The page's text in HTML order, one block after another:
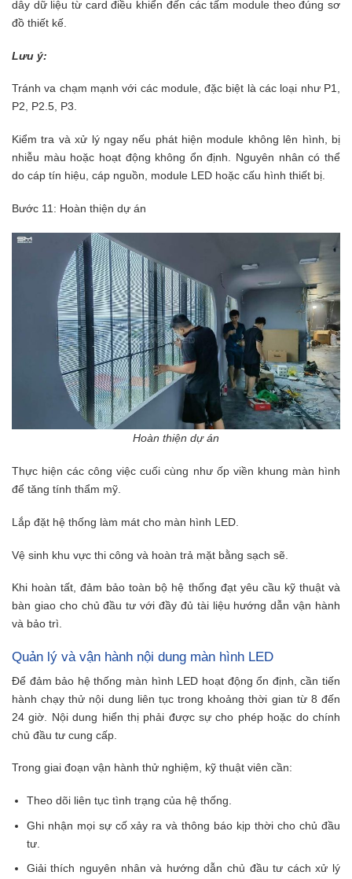
dây dữ liệu từ card điều khiển đến các tấm module theo đúng sơ
đồ thiết kế.
Lưu ý:
Tránh va chạm mạnh với các module, đặc biệt là các loại như P1,
P2, P2.5, P3.
Kiểm tra và xử lý ngay nếu phát hiện module không lên hình, bị
nhiễu màu hoặc hoạt động không ổn định. Nguyên nhân có thể
do cáp tín hiệu, cáp nguồn, module LED hoặc cấu hình thiết bị.
Bước 11: Hoàn thiện dự án
Hoàn thiện dự án
Thực hiện các công việc cuối cùng như ốp viền khung màn hình
để tăng tính thẩm mỹ.
Lắp đặt hệ thống làm mát cho màn hình LED.
Vệ sinh khu vực thi công và hoàn trả mặt bằng sạch sẽ.
Khi hoàn tất, đảm bảo toàn bộ hệ thống đạt yêu cầu kỹ thuật và
bàn giao cho chủ đầu tư với đầy đủ tài liệu hướng dẫn vận hành
và bảo trì.
Quản lý và vận hành nội dung màn hình LED
Để đảm bảo hệ thống màn hình LED hoạt động ổn định, cần tiến
hành chạy thử nội dung liên tục trong khoảng thời gian từ 8 đến
24 giờ. Nội dung hiển thị phải được sự cho phép hoặc do chính
chủ đầu tư cung cấp.
Trong giai đoạn vận hành thử nghiệm, kỹ thuật viên cần:
Theo dõi liên tục tình trạng của hệ thống.
Ghi nhận mọi sự cố xảy ra và thông báo kịp thời cho chủ đầu
tư.
Giải thích nguyên nhân và hướng dẫn chủ đầu tư cách xử lý